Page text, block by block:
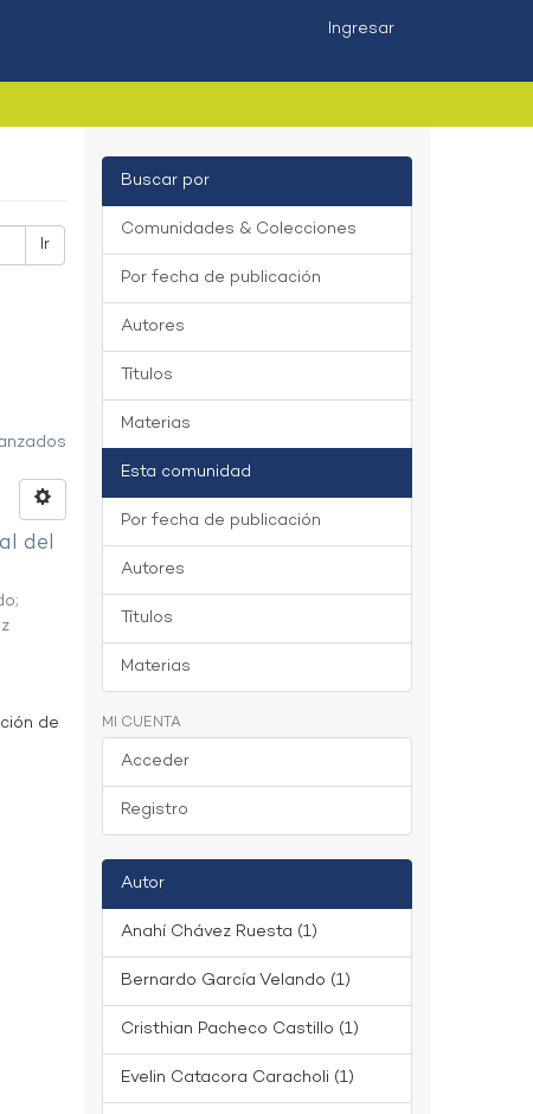
Ingresar
Ir
del
;
de
Buscar por
Comunidades & Colecciones
Por fecha de publicación
Autores
Títulos
Materias
Esta comunidad
Por fecha de publicación
Autores
Títulos
Materias
MI CUENTA
Acceder
Registro
Autor
Anahí Chávez Ruesta (1)
Bernardo García Velando (1)
Cristhian Pacheco Castillo (1)
Evelin Catacora Caracholi (1)